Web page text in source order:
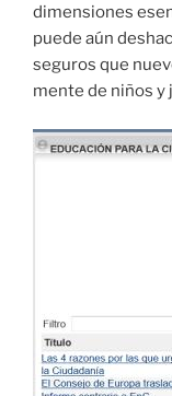
dimensiones
puede aún
seguros que
mente de niños y